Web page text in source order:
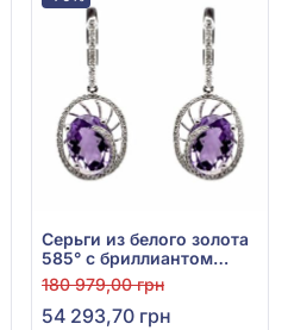
Серьги из белого золота
585° с бриллиантом
0,43ct и аметистом
4,89ct, арт. 119747-
11.200-1559
180 979,00 грн
54 293,70 грн